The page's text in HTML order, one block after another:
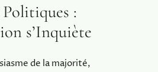
:
s’Inquiète
de la majorité,